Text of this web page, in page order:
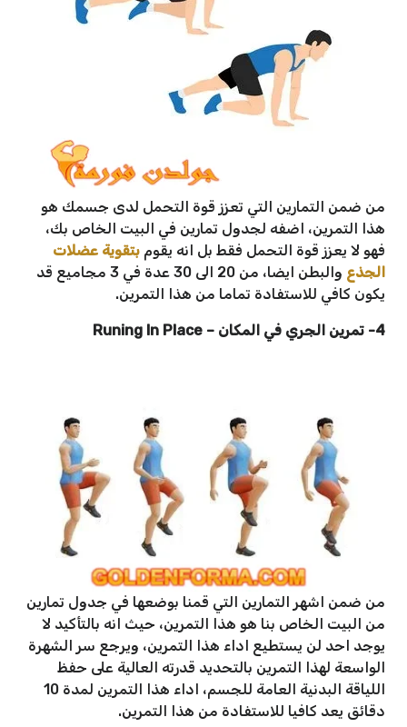
من ضمن التمارين التي تعزز قوة التحمل لدى جسمك هو
هذا التمرين، اضفه لجدول تمارين في البيت الخاص بك،
فهو لا يعزز قوة التحمل فقط بل انه يقوم بتقوية عضلات
الجذع
والبطن ايضا، من 20 الى 30 عدة في 3 مجاميع قد
يكون كافي للاستفادة تماما من هذا التمرين.
4- تمرين الجري في المكان –
من ضمن اشهر التمارين التي قمنا بوضعها في جدول تمارين
من البيت الخاص بنا هو هذا التمرين، حيث انه بالتأكيد لا
يوجد احد لن يستطيع اداء هذا التمرين، ويرجع سر الشهرة
الواسعة لهذا التمرين بالتحديد قدرته العالية على حفظ
اللياقة البدنية العامة للجسم، اداء هذا التمرين لمدة 10
دقائق يعد كافيا للاستفادة من هذا التمرين.